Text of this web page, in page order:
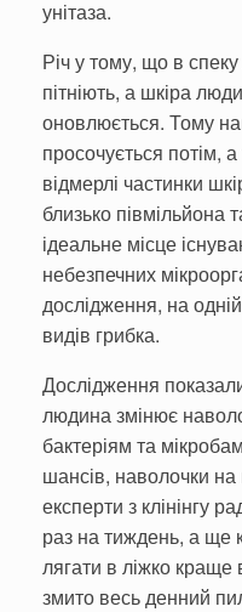
унітаза.
Річ у тому, що в
пітніють, а шкіра
оновлюється. Тому
просочується потім,
відмерлі частинки
близько півмільйона
ідеальне місце
небезпечних
дослідження, на
видів грибка.
Дослідження
людина змінює
бактеріям та
шансів, наволочки на
експерти з клінінгу
раз на тиждень, а ще
лягати в ліжко краще
змито весь денний